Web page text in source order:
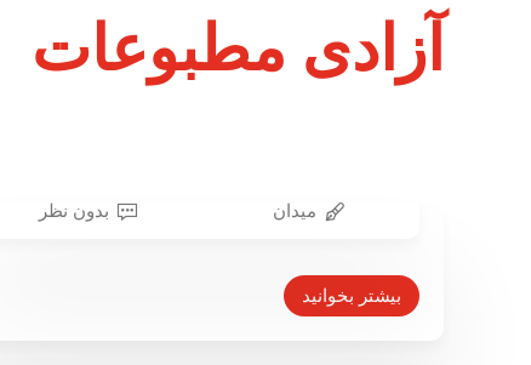
آزادی مطبوعات
میدان بدون نظر
بیشتر بخوانید